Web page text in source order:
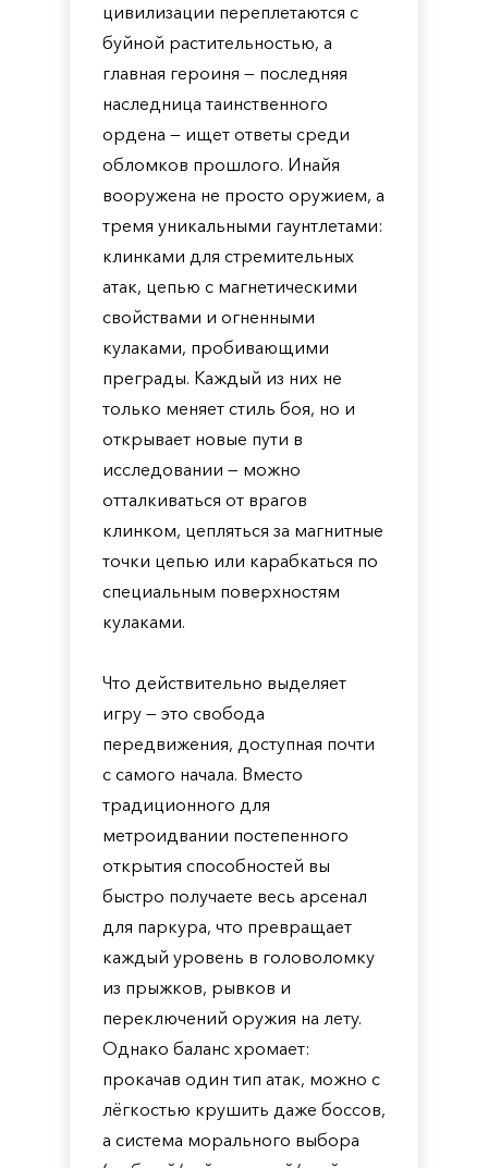
цивилизации переплетаются с
буйной растительностью, а
главная героиня — последняя
наследница таинственного
ордена — ищет ответы среди
обломков прошлого. Инайя
вооружена не просто оружием, а
тремя уникальными гаунтлетами:
клинками для стремительных
атак, цепью с магнетическими
свойствами и огненными
кулаками, пробивающими
преграды. Каждый из них не
только меняет стиль боя, но и
открывает новые пути в
исследовании — можно
отталкиваться от врагов
клинком, цепляться за магнитные
точки цепью или карабкаться по
специальным поверхностям
кулаками.
Что действительно выделяет
игру — это свобода
передвижения, доступная почти
с самого начала. Вместо
традиционного для
метроидвании постепенного
открытия способностей вы
быстро получаете весь арсенал
для паркура, что превращает
каждый уровень в головоломку
из прыжков, рывков и
переключений оружия на лету.
Однако баланс хромает:
прокачав один тип атак, можно с
лёгкостью крушить даже боссов,
а система морального выбора